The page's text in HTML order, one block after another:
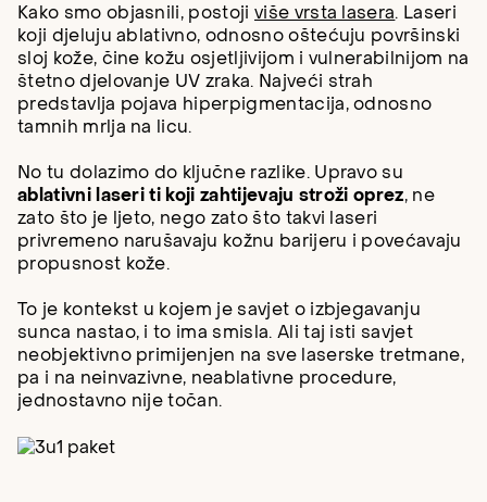
Kako smo objasnili, postoji više vrsta lasera. Laseri
koji djeluju ablativno, odnosno oštećuju površinski
sloj kože, čine kožu osjetljivijom i vulnerabilnijom na
štetno djelovanje UV zraka. Najveći strah
predstavlja pojava hiperpigmentacija, odnosno
tamnih mrlja na licu.
No tu dolazimo do ključne razlike. Upravo su
ablativni laseri ti koji zahtijevaju stroži oprez, ne
zato što je ljeto, nego zato što takvi laseri
privremeno narušavaju kožnu barijeru i povećavaju
propusnost kože.
To je kontekst u kojem je savjet o izbjegavanju
sunca nastao, i to ima smisla. Ali taj isti savjet
neobjektivno primijenjen na sve laserske tretmane,
pa i na neinvazivne, neablativne procedure,
jednostavno nije točan.